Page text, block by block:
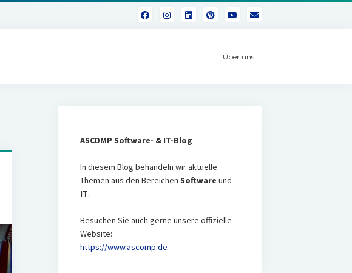
Über uns
ASCOMP Software- & IT-Blog
In diesem Blog behandeln wir aktuelle
Themen aus den Bereichen Software und
IT.
Besuchen Sie auch gerne unsere offizielle
Website:
https://www.ascomp.de